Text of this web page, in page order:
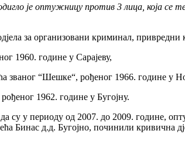
је оптужницу против 3 лица, која се
за организовани криминал,
1960. године у Сарајеву,
званог “Шешке“, рођеног 1966. године у
1962. године у Бугојну.
су у периоду од 2007. до 2009. године,
Бинас д.д. Бугојно, починили кривична